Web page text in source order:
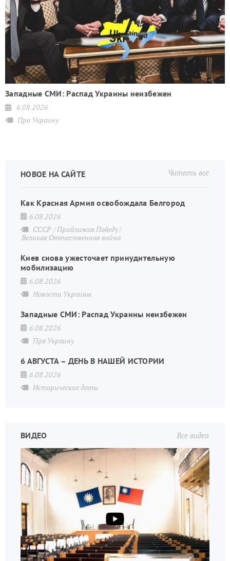
Западные СМИ: Распад Украины неизбежен
6.08.2026
Про Украину
Читать все
НОВОЕ НА САЙТЕ
Как Красная Армия освобождала Белгород
6.08.2026
СССР
Приближая Победу
Великая Отечественная война
Киев снова ужесточает принудительную
мобилизацию
6.08.2026
Новости Украины
Западные СМИ: Распад Украины неизбежен
6.08.2026
Про Украину
6 АВГУСТА – ДЕНЬ В НАШЕЙ ИСТОРИИ
6.08.2026
Исторические даты
Все видео
ВИДЕО